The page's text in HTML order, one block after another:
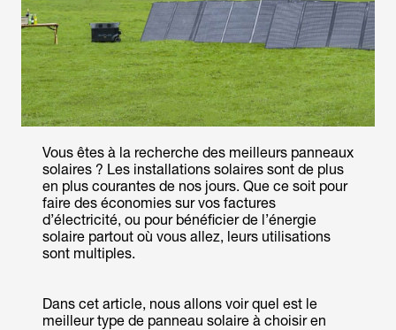
Vous êtes à la recherche des meilleurs panneaux
solaires ? Les installations solaires sont de plus
en plus courantes de nos jours. Que ce soit pour
faire des économies sur vos factures
d’électricité, ou pour bénéficier de l’énergie
solaire partout où vous allez, leurs utilisations
sont multiples.
Dans cet article, nous allons voir quel est le
meilleur type de panneau solaire à choisir en